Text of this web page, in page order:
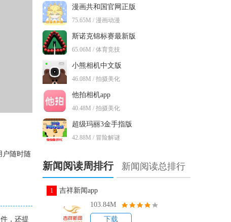
户随时随
，还提
漫画共和国官网正版
75.65M / 漫画动漫
斯诺克锦标赛最新版
65.06M / 体育竞技
小熊相机中文版
46.08M / 拍摄美化
他拍相机app
40.48M / 拍摄美化
超级玛丽3金手指版
42.88M / 冒险解谜
新闻阅读周排行 新闻阅读总排行
1
吉祥新闻app
103.84M
下载